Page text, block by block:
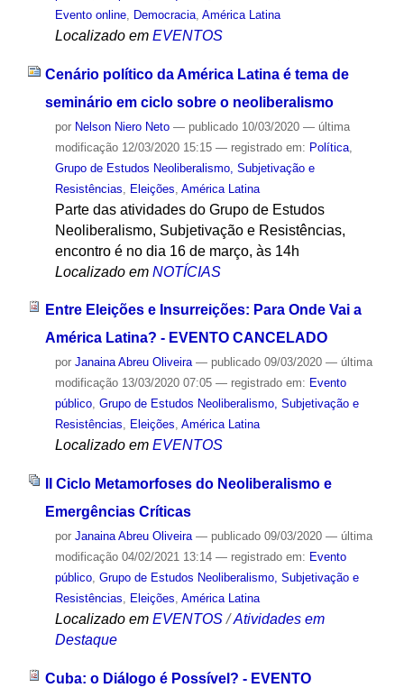
Evento online, Democracia, América Latina
Localizado em EVENTOS
Cenário político da América Latina é tema de
seminário em ciclo sobre o neoliberalismo
por Nelson Niero Neto — publicado10/03/2020 — última
modificação12/03/2020 15:15 — registrado em: Política,
Grupo de Estudos Neoliberalismo, Subjetivação e
Resistências
Eleições América Latina
Parte das atividades do Grupo de Estudos
Neoliberalismo, Subjetivação e Resistências,
encontro é no dia 16 de março, às 14h
Localizado em NOTÍCIAS
Entre Eleições e Insurreições: Para Onde Vai a
América Latina? - EVENTO CANCELADO
por Janaina Abreu Oliveira — publicado09/03/2020 — última
modificação13/03/2020 07:05 — registrado em: Evento
público, Grupo de Estudos Neoliberalismo, Subjetivação e
Resistências, Eleições, América Latina
Localizado em EVENTOS
II Ciclo Metamorfoses do Neoliberalismo e
Emergências Críticas
por Janaina Abreu Oliveira — publicado09/03/2020 — última
modificação04/02/2021 13:14 — registrado em: Evento
público, Grupo de Estudos Neoliberalismo, Subjetivação e
Resistências, Eleições, América Latina
Localizado em EVENTOS /Atividades em
Destaque
Cuba: o Diálogo é Possível? - EVENTO